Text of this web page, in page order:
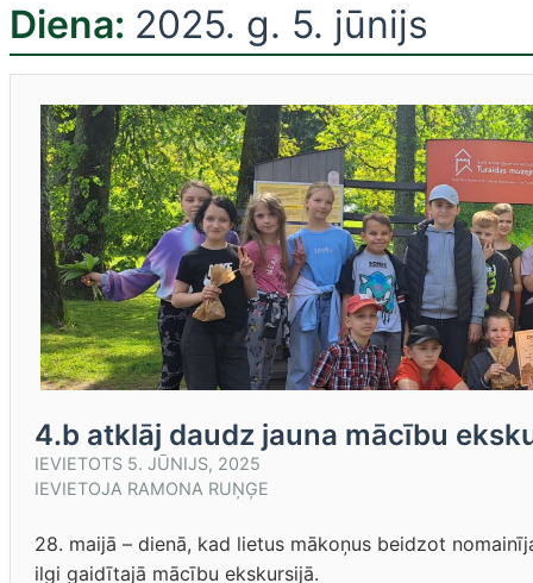
Diena: 2025. g. 5. jūnijs
4.b atklāj daudz jauna mācību
IEVIETOTS 5. JŪNIJS, 2025
IEVIETOJA RAMONA RUŅĢE
28. maijā – dienā, kad lietus mākoņus beidzot
ilgi gaidītajā mācību ekskursijā.